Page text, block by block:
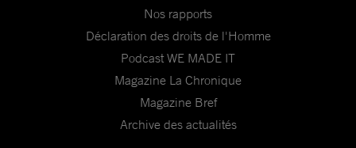
Nos rapports
Déclaration des droits de l'Homme
Podcast WE MADE IT
Magazine La Chronique
Magazine Bref
Archive des actualités